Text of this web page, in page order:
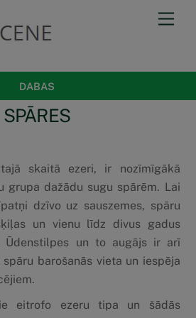
DABAS
SPĀRES
skaitā ezeri, ir nozīmīgākā
grupa dažādu sugu spārēm. Lai
dzīvo uz sauszemes, spāru
un vienu līdz divus gadus
Ūdenstilpes un to augājs ir arī
barošanās vieta un iespēja
eitrofo ezeru tipa un šādās